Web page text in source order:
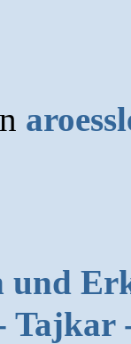
und